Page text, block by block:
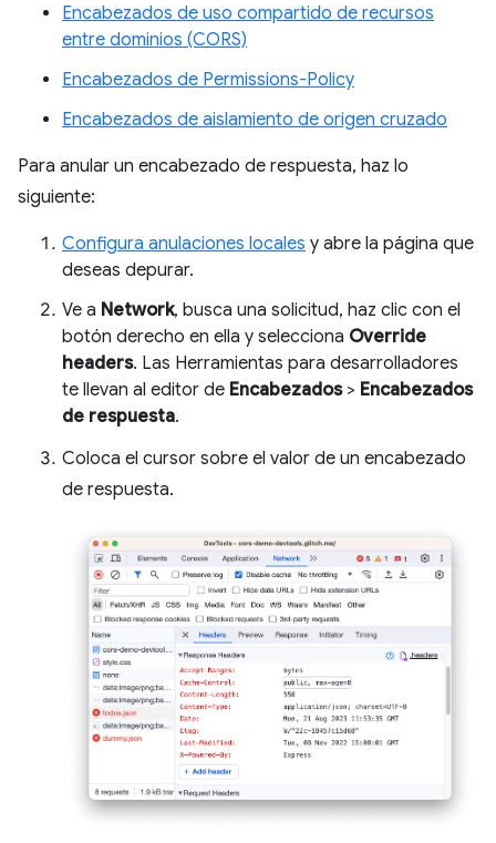
Encabezados de uso compartido de recursos
entre dominios (CORS)
Encabezados de Permissions-Policy
Encabezados de aislamiento de origen cruzado
Para anular un encabezado de respuesta, haz lo
siguiente:
Configura anulaciones locales y abre la página que
deseas depurar.
Ve a Network, busca una solicitud, haz clic con el
botón derecho en ella y selecciona Override
headers. Las Herramientas para desarrolladores
te llevan al editor de Encabezados> Encabezados
de respuesta.
Coloca el cursor sobre el valor de un encabezado
de respuesta.